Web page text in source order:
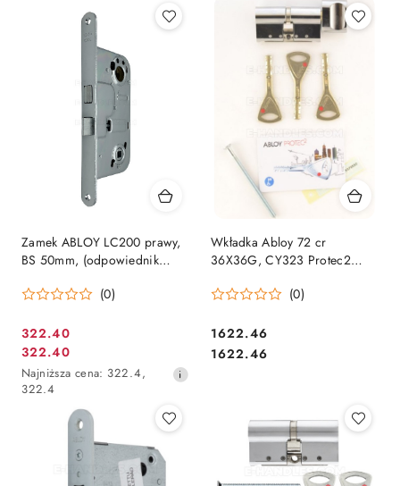
Zamek ABLOY LC200 prawy,
BS 50mm, (odpowiednik
(0)
Cena
promocyjna:
322.40
Cena
promocyjna:
322.40
Najniższa
cena
Najniższa cena: 322.4,
322.4
Wkładka Abloy 72 cr
36X36G, CY323 Protec2
(0)
Cena:
1622.46
Cena:
1622.46